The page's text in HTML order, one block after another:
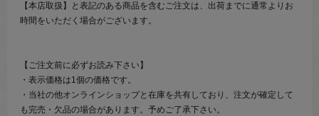
【本店取扱】と表記のある商品を含むご注文は、出荷までに通常よりお
時間をいただく場合がございます。
【ご注文前に必ずお読み下さい】
・表示価格は1個の価格です。
・当社の他オンラインショップと在庫を共有しており、注文が確定して
も完売・欠品の場合があります。予めご了承下さい。